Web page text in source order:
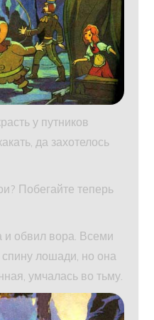
у путников
да захотелось
Побегайте теперь
и обвил вора. Всеми
лошади, но она
умчалась во тьму.